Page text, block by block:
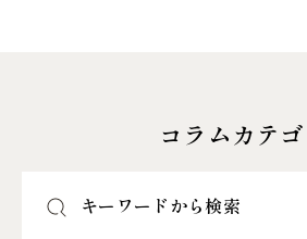
コラムカテゴ
キーワードから検索